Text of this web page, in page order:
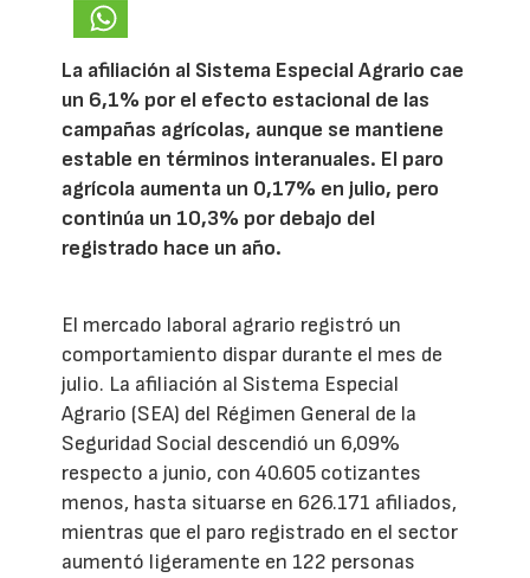
La afiliación al Sistema Especial Agrario cae
un 6,1% por el efecto estacional de las
campañas agrícolas, aunque se mantiene
estable en términos interanuales. El paro
agrícola aumenta un 0,17% en julio, pero
continúa un 10,3% por debajo del
registrado hace un año.
El mercado laboral agrario registró un
comportamiento dispar durante el mes de
julio. La afiliación al Sistema Especial
Agrario (SEA) del Régimen General de la
Seguridad Social descendió un 6,09%
respecto a junio, con 40.605 cotizantes
menos, hasta situarse en 626.171 afiliados,
mientras que el paro registrado en el sector
aumentó ligeramente en 122 personas